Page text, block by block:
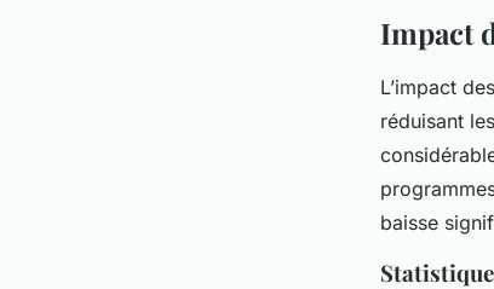
Impact
L’impact des
réduisant
baisse